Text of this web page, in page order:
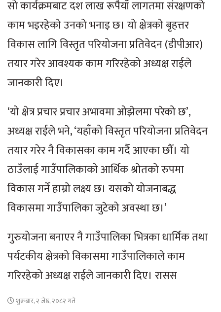
सो कार्यक्रमबाट दश लाख रूपैयाँ लागतमा संरक्षणको
काम भइरहेको उनको भनाइ छ। यो क्षेत्रको बृहत्तर
विकास लागि विस्तृत परियोजना प्रतिवेदन (डीपीआर)
तयार गरेर आवश्यक काम गरिरहेको अध्यक्ष राईले
जानकारी दिए।
‘यो क्षेत्र प्रचार प्रचार अभावमा ओझेलमा परेको छ’,
अध्यक्ष राईले भने, ‘यहाँको विस्तृत परियोजना प्रतिवेदन
तयार गरेर नै विकासका काम गर्दै आएका छौँ। यो
ठाउँलाई गाउँपालिकाको आर्थिक श्रोतको रुपमा
विकास गर्ने हाम्रो लक्ष्य छ। यसको योजनाबद्ध
विकासमा गाउँपालिका जुटेको अवस्था छ।’
गुरुयोजना बनाएर नै गाउँपालिका भित्रका धार्मिक तथा
पर्यटकीय क्षेत्रको विकासमा गाउँपालिकाले काम
गरिरहेको अध्यक्ष राईले जानकारी दिए। रासस
शुक्रबार, २ जेष्ठ, २०८२ गते